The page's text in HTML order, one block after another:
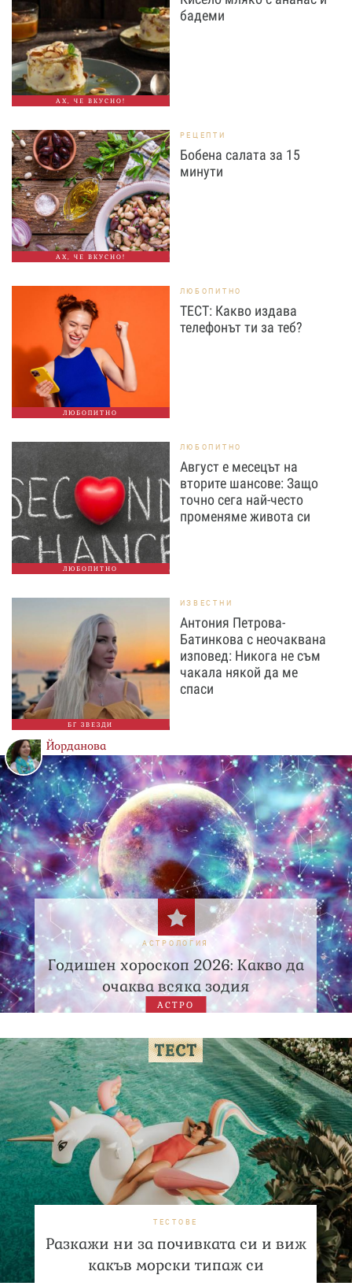
АХ, ЧЕ ВКУСНО!
бадеми
АХ, ЧЕ ВКУСНО!
РЕЦЕПТИ
Бобена салата за 15
минути
ЛЮБОПИТНО
ЛЮБОПИТНО
ТЕСТ: Какво издава
телефонът ти за теб?
ЛЮБОПИТНО
ЛЮБОПИТНО
Август е месецът на
вторите шансове: Защо
точно сега най-често
променяме живота си
БГ ЗВЕЗДИ
ИЗВЕСТНИ
Антония Петрова-
Батинкова с неочаквана
изповед: Никога не съм
чакала някой да ме
спаси
Йорданова
АСТРОЛОГИЯ
Годишен хороскоп 2026: Какво да
очаква всяка зодия
АСТРО
ТЕСТОВЕ
Разкажи ни за почивката си и виж
какъв морски типаж си